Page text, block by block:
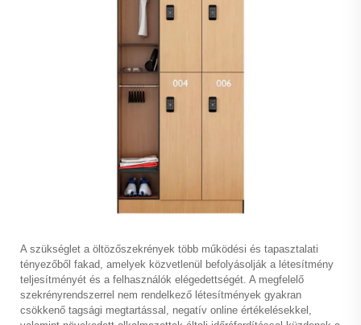
A szükséglet a öltözőszekrények több működési és tapasztalati
tényezőből fakad, amelyek közvetlenül befolyásolják a létesítmény
teljesítményét és a felhasználók elégedettségét. A megfelelő
szekrényrendszerrel nem rendelkező létesítmények gyakran
csökkenő tagsági megtartással, negatív online értékelésekkel,